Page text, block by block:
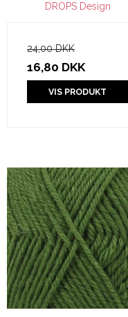
DROPS Design
24,00 DKK
16,80 DKK
VIS PRODUKT